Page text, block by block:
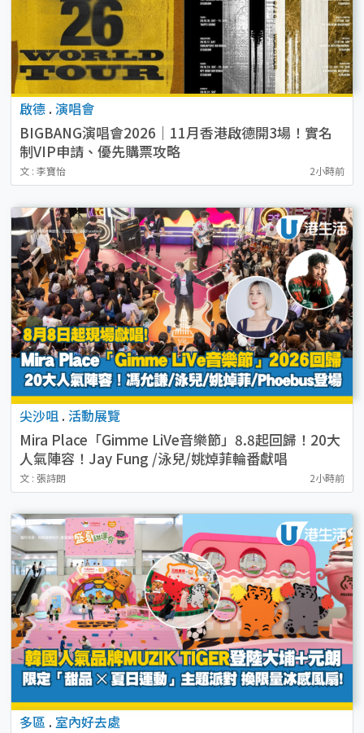
啟德 . 演唱會
BIGBANG演唱會2026｜11月香港啟德開3場！實名
制VIP申請、優先購票攻略
文 : 李寶怡 2小時前
尖沙咀 . 活動展覽
Mira Place「Gimme LiVe音樂節」8.8起回歸！20大
人氣陣容！Jay Fung /泳兒/姚焯菲輪番獻唱
文 : 張詩朗 2小時前
多區 . 室內好去處